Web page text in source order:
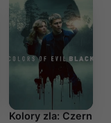
Kolory zla: Czern